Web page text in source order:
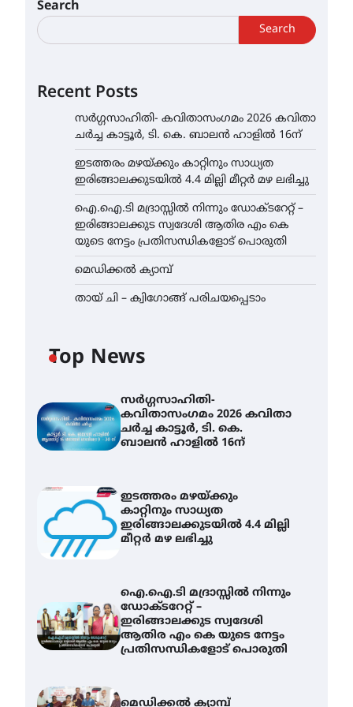
Search
Search
Recent Posts
സർഗ്ഗസാഹിതി- കവിതാസംഗമം 2026 കവിതാ
ചർച്ച കാട്ടൂർ, ടി. കെ. ബാലൻ ഹാളിൽ 16ന്
ഇടത്തരം മഴയ്ക്കും കാറ്റിനും സാധ്യത
ഇരിങ്ങാലക്കുടയിൽ 4.4 മില്ലി മീറ്റർ മഴ ലഭിച്ചു
ഐ.ഐ.ടി മദ്രാസ്സിൽ നിന്നും ഡോക്ടറേറ്റ് –
ഇരിങ്ങാലക്കുട സ്വദേശി ആതിര എം കെ
യുടെ നേട്ടം പ്രതിസന്ധികളോട് പൊരുതി
മെഡിക്കൽ ക്യാമ്പ്
തായ് ചി – ക്വിഗോങ്ങ് പരിചയപ്പെടാം
Top News
സർഗ്ഗസാഹിതി-
കവിതാസംഗമം 2026 കവിതാ
ചർച്ച കാട്ടൂർ, ടി. കെ.
ബാലൻ ഹാളിൽ 16ന്
ഇടത്തരം മഴയ്ക്കും
കാറ്റിനും സാധ്യത
ഇരിങ്ങാലക്കുടയിൽ 4.4 മില്ലി
മീറ്റർ മഴ ലഭിച്ചു
ഐ.ഐ.ടി മദ്രാസ്സിൽ നിന്നും
ഡോക്ടറേറ്റ് –
ഇരിങ്ങാലക്കുട സ്വദേശി
ആതിര എം കെ യുടെ നേട്ടം
പ്രതിസന്ധികളോട് പൊരുതി
മെഡിക്കൽ ക്യാമ്പ്